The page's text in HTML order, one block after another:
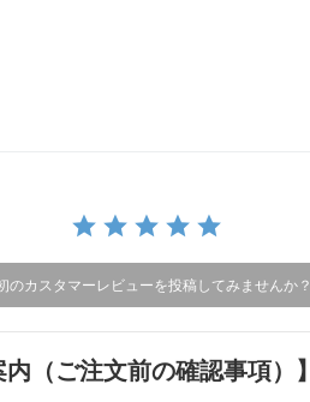
のカスタマーレビューを投稿してみませんか
内（ご注文前の確認事項）